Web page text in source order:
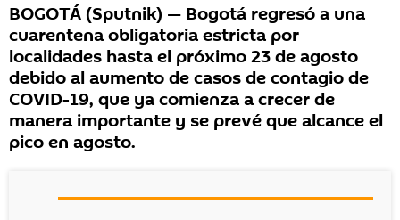
BOGOTÁ (Sputnik) — Bogotá regresó a una
cuarentena obligatoria estricta por
localidades hasta el próximo 23 de agosto
debido al aumento de casos de contagio de
COVID-19, que ya comienza a crecer de
manera importante y se prevé que alcance el
pico en agosto.